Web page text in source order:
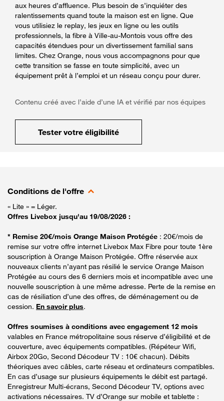
aux heures d’affluence. Plus besoin de s’inquiéter des
ralentissements quand toute la maison est en ligne. Que
vous utilisiez le replay, les jeux en ligne ou les outils
professionnels, la fibre à Ville-au-Montois vous offre des
capacités étendues pour un divertissement familial sans
limites. Chez Orange, nous vous accompagnons pour que
cette transition se fasse en toute simplicité, avec un
équipement prêt à l’emploi et un réseau conçu pour durer.
Contenu créé avec l’aide d’une IA et vérifié par nos équipes
Tester votre éligibilité
Conditions de l'offre
« Lite » = Léger.
Offres Livebox jusqu'au 19/08/2026 :
* Remise 20€/mois Orange Maison Protégée : 20€/mois de
remise sur votre offre internet Livebox Max Fibre pour toute 1ère
souscription à Orange Maison Protégée. Offre réservée aux
nouveaux clients n’ayant pas résilié le service Orange Maison
Protégée au cours des 6 derniers mois et incompatible avec une
nouvelle souscription à une même adresse. Perte de la remise en
cas de résiliation d’une des offres, de déménagement ou de
cession. En savoir plus.
Offres soumises à conditions avec engagement 12 mois
valables en France métropolitaine sous réserve d’éligibilité et de
couverture, avec équipements compatibles. (Répéteur Wifi,
Airbox 20Go, Second Décodeur TV : 10€ chacun). Débits
théoriques avec câbles, carte réseau et ordinateurs compatibles.
En cas d’usage sur plusieurs équipements le débit est partagé.
Enregistreur Multi-écrans, Second Décodeur TV, options avec
activations nécessaires. TV d’Orange sur mobile et tablette :